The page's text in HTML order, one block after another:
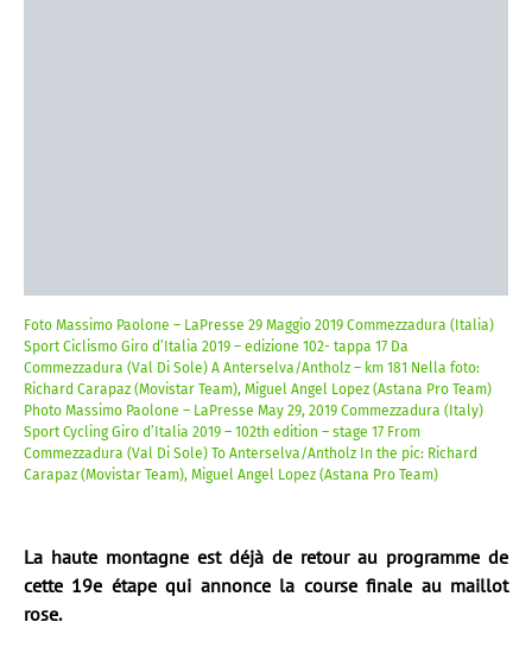
Foto Massimo Paolone – LaPresse 29 Maggio 2019 Commezzadura (Italia)
Sport Ciclismo Giro d’Italia 2019 – edizione 102- tappa 17 Da
Commezzadura (Val Di Sole) A Anterselva/Antholz – km 181 Nella foto:
Richard Carapaz (Movistar Team), Miguel Angel Lopez (Astana Pro Team)
Photo Massimo Paolone – LaPresse May 29, 2019 Commezzadura (Italy)
Sport Cycling Giro d’Italia 2019 – 102th edition – stage 17 From
Commezzadura (Val Di Sole) To Anterselva/Antholz In the pic: Richard
Carapaz (Movistar Team), Miguel Angel Lopez (Astana Pro Team)
La haute montagne est déjà de retour au programme de
cette 19e étape qui annonce la course finale au maillot
rose.